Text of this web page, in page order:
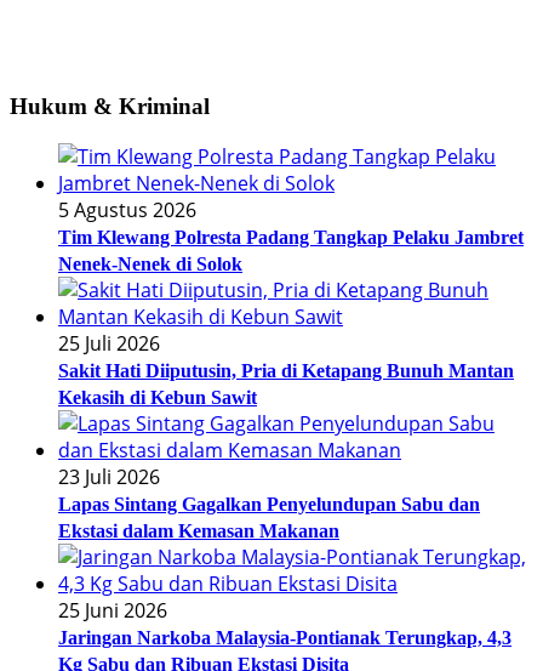
Hukum & Kriminal
5 Agustus 2026
Tim Klewang Polresta Padang Tangkap Pelaku Jambret
Nenek-Nenek di Solok
25 Juli 2026
Sakit Hati Diiputusin, Pria di Ketapang Bunuh Mantan
Kekasih di Kebun Sawit
23 Juli 2026
Lapas Sintang Gagalkan Penyelundupan Sabu dan
Ekstasi dalam Kemasan Makanan
25 Juni 2026
Jaringan Narkoba Malaysia-Pontianak Terungkap, 4,3
Kg Sabu dan Ribuan Ekstasi Disita